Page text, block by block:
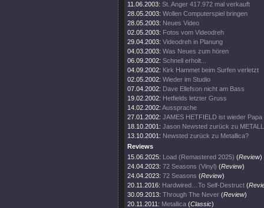
11.06.2003: St. Anger 417.972 mal verkauft
28.05.2003: Wollen Computerspiel bringen
28.05.2003: Neues Video
02.05.2003: Fotos vom Videodreh
29.04.2003: Videodreh in Planung
04.03.2003: Was Neues zum hören
06.09.2002: Schnell erholt...
04.09.2002: Kirk Hammet beim Surfen verletzt
02.05.2002: Wieder im Studio
07.04.2002: Dave Ellefson nicht am Bass
19.02.2002: Hetfields letzter Gruss
14.02.2002: Aussprache
27.01.2002: JAMES HETFIELD ist wieder Papa
18.10.2001: Jason Newsted zurück zu
13.10.2001: Newsted zurück zu Metallica?
Reviews
15.06.2025: Load (Remastered 2025) (Review)
24.04.2023: 72 Seasons (Vinyl) (Review)
24.04.2023: 72 Seasons (Review)
20.11.2016: Hardwired…To Self-Destruct (
30.09.2013: Through The Never (Review)
20.11.2011: Metallica (Classic)